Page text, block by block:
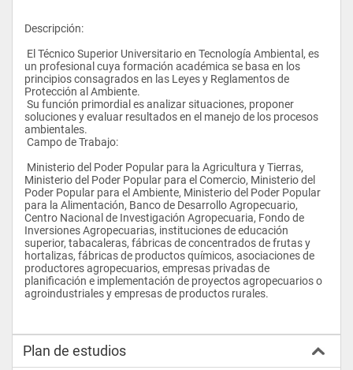
Descripción:
un profesional cuya formación académica se basa en los
principios consagrados en las Leyes y Reglamentos de
Protección al Ambiente.
soluciones y evaluar resultados en el manejo de los procesos
ambientales.
Campo de Trabajo:
Ministerio del Poder Popular para el Comercio, Ministerio del
Poder Popular para el Ambiente, Ministerio del Poder Popular
para la Alimentación, Banco de Desarrollo Agropecuario,
Centro Nacional de Investigación Agropecuaria, Fondo de
Inversiones Agropecuarias, instituciones de educación
superior, tabacaleras, fábricas de concentrados de frutas y
hortalizas, fábricas de productos químicos, asociaciones de
productores agropecuarios, empresas privadas de
planificación e implementación de proyectos agropecuarios o
agroindustriales y empresas de productos rurales.
Plan de estudios